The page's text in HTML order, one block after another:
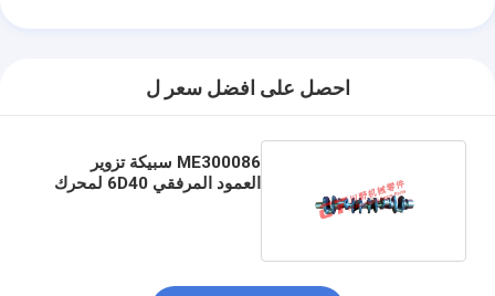
احصل على افضل سعر ل
ME300086 سبيكة تزوير
العمود المرفقي 6D40 لمحرك